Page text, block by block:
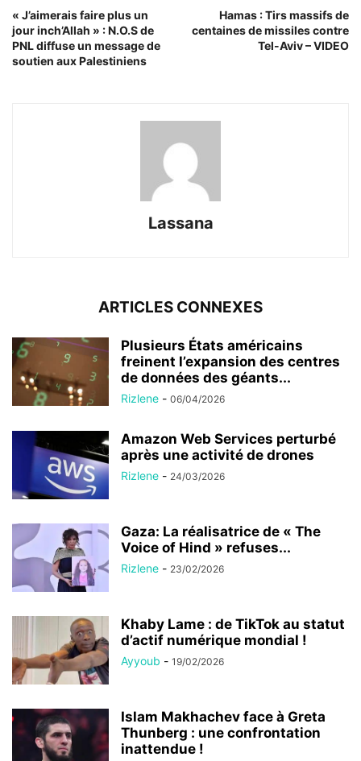
« J’aimerais faire plus un
jour inch’Allah » : N.O.S de
PNL diffuse un message de
soutien aux Palestiniens
Hamas : Tirs massifs de
centaines de missiles contre
Tel-Aviv – VIDEO
Lassana
ARTICLES CONNEXES
Plusieurs États américains
freinent l’expansion des centres
de données des géants...
Rizlene - 06/04/2026
Amazon Web Services perturbé
après une activité de drones
Rizlene - 24/03/2026
Gaza: La réalisatrice de « The
Voice of Hind » refuses...
Rizlene - 23/02/2026
Khaby Lame : de TikTok au statut
d’actif numérique mondial !
Ayyoub - 19/02/2026
Islam Makhachev face à Greta
Thunberg : une confrontation
inattendue !